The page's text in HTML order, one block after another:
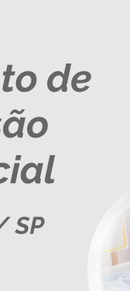
de
SP